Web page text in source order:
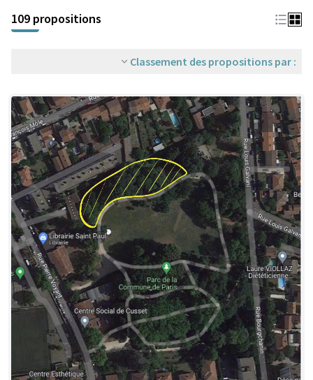
+
−
109 propositions
Classement des propositions par :